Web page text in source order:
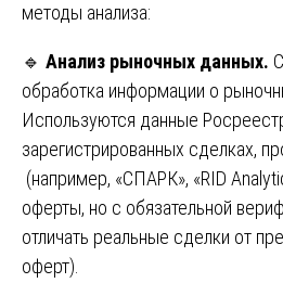
методы анализа:
🔹 Анализ рыночных данных.
обработка информации о
Используются данные
зарегистрированных сделках,
(например, «СПАРК», «RID
оферты, но с обязательной
отличать реальные сделки от
оферт).